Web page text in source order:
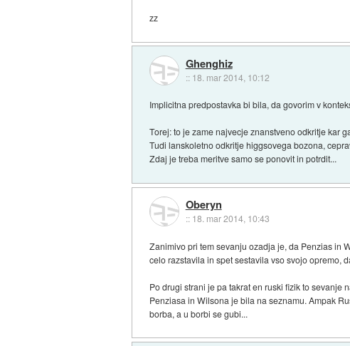
zz
Ghenghiz
:: 18. mar 2014, 10:12
Implicitna predpostavka bi bila, da govorim v
Torej: to je zame najvecje znanstveno odkritje kar
Tudi lanskoletno odkritje higgsovega bozona,
Zdaj je treba meritve samo se ponovit in potrdit...
Oberyn
:: 18. mar 2014, 10:43
Zanimivo pri tem sevanju ozadja je, da Penzias in
celo razstavila in spet sestavila vso svojo opremo,
Po drugi strani je pa takrat en ruski fizik to
Penziasa in Wilsona je bila na seznamu. Ampak
borba, a u borbi se gubi...